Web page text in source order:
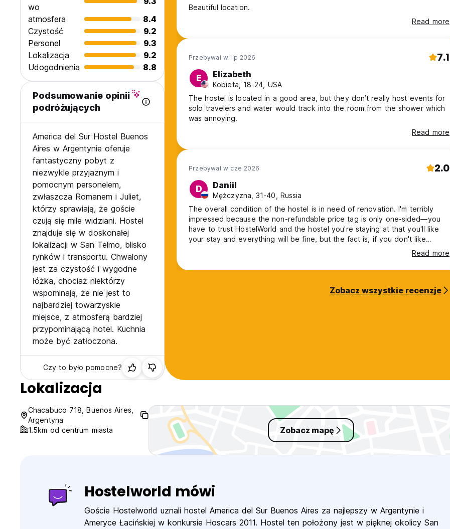
wo
atmosfera
8.4
Czystość
9.2
Personel
9.3
Lokalizacja
9.2
Udogodnienia
8.8
Podsumowanie opinii
podróżujących
America del Sur Hostel Buenos
Aires w Argentynie oferuje
fantastyczny pobyt z
niezwykle przyjaznym i
pomocnym personelem,
zwłaszcza Romanem i Juliet,
którzy sprawiają, że goście
czują się mile widziani. Hostel
znajduje się w doskonałej
lokalizacji w San Telmo, blisko
rynków i transportu. Chwalony
jest za czystość i wygodne
łóżka, chociaż niektórzy
wspominają, że nie jest to
najbardziej towarzyskie
miejsce, z atmosferą bardziej
przypominającą hotel. Kuchnia
może być zatłoczona.
Czy to było pomocne?
Beautiful location.
Read more
Przebywał w lip 2026 7.1
E Elizabeth
Kobieta, 18-24, USA
The hostel is located in a good area, but they don’t really host events for
solo travelers and water would track into the room from the shower which
was annoying.
Read more
Przebywał w cze 2026 2.0
D Daniil
Mężczyzna, 31-40, Russia
The overall condition of the hostel is in need of renovation. I'm terribly
impressed because the non-refundable price tag is only one-sided—you
have to trust HostelWorld and the hostel you're staying at that you'll like
your stay and everything will be fine, but the fact is, if you don't like
something or it looks disgusting, that's your problem, and no one willRead more
Zobacz wszystkie recenzje
Lokalizacja
Chacabuco 718, Buenos Aires,
Argentyna
1.5km od centrum miasta
Zobacz mapę
Hostelworld mówi
Goście Hostelworld uznali hostel America del Sur Buenos Aires za najlepszy w Argentynie i
Ameryce Łacińskiej w konkursie Hoscars 2011. Hostel ten położony jest w pięknej okolicy San